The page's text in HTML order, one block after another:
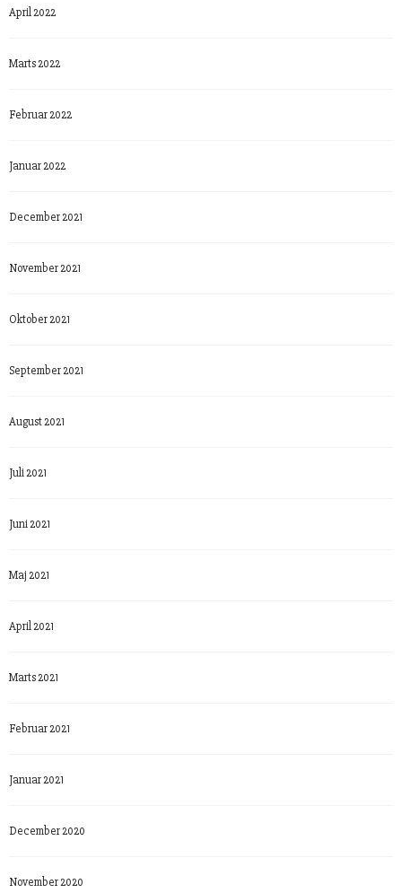
April 2022
Marts 2022
Februar 2022
Januar 2022
December 2021
November 2021
Oktober 2021
September 2021
August 2021
Juli 2021
Juni 2021
Maj 2021
April 2021
Marts 2021
Februar 2021
Januar 2021
December 2020
November 2020